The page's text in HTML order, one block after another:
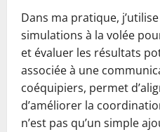
Dans ma pratique,
simulations à la volée
et évaluer les résultats
associée à une
coéquipiers, permet
d’améliorer la
n’est pas qu’un simple